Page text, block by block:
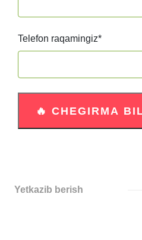
Telefon raqamingiz*
Yetkazib berish